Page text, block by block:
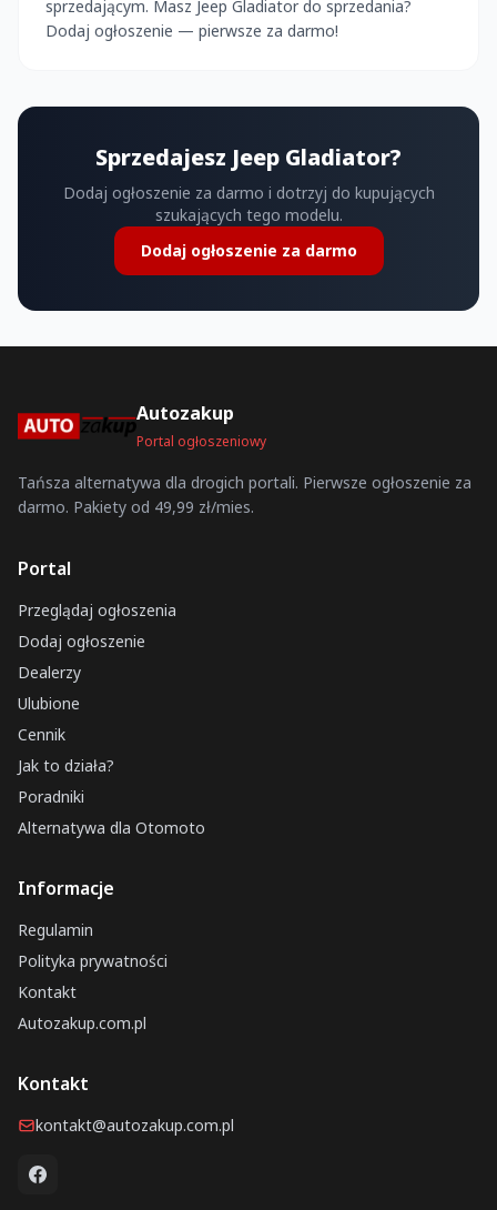
sprzedającym. Masz Jeep Gladiator do sprzedania?
Dodaj ogłoszenie — pierwsze za darmo!
Sprzedajesz Jeep Gladiator?
Dodaj ogłoszenie za darmo i dotrzyj do kupujących
szukających tego modelu.
Dodaj ogłoszenie za darmo
Autozakup
Portal ogłoszeniowy
Tańsza alternatywa dla drogich portali. Pierwsze ogłoszenie za
darmo. Pakiety od 49,99 zł/mies.
Portal
Przeglądaj ogłoszenia
Dodaj ogłoszenie
Dealerzy
Ulubione
Cennik
Jak to działa?
Poradniki
Alternatywa dla Otomoto
Informacje
Regulamin
Polityka prywatności
Kontakt
Autozakup.com.pl
Kontakt
kontakt@autozakup.com.pl